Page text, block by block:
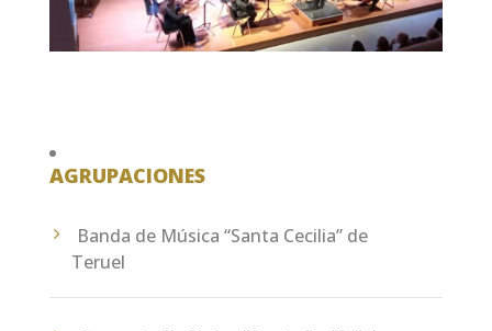
AGRUPACIONES
Banda de Música “Santa Cecilia” de
Teruel